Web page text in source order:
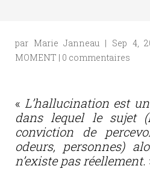
par Marie Janneau | Sep 4,
MOMENT | 0 commentaires
« L’hallucination est
dans lequel le sujet
conviction de
odeurs, personnes)
n’existe pas réellement.